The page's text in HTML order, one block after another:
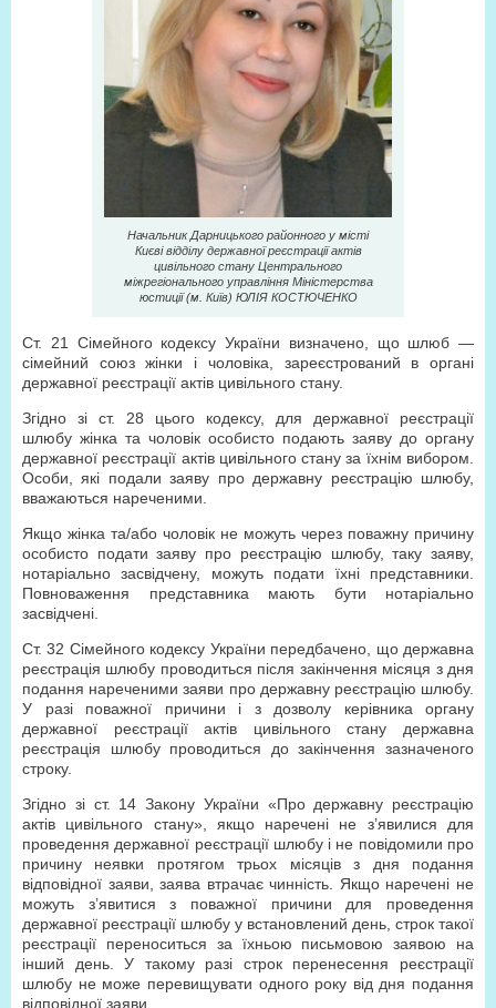
Начальник Дарницького районного у місті
Києві відділу державної реєстрації актів
цивільного стану Центрального
міжрегіонального управління Міністерства
юстиції (м. Київ) ЮЛІЯ КОСТЮЧЕНКО
Ст. 21 Сімейного кодексу України визначено, що шлюб —
сімейний союз жінки і чоловіка, зареєстрований в органі
державної реєстрації актів цивільного стану.
Згідно зі ст. 28 цього кодексу, для державної реєстрації
шлюбу жінка та чоловік особисто подають заяву до органу
державної реєстрації актів цивільного стану за їхнім вибором.
Особи, які подали заяву про державну реєстрацію шлюбу,
вважаються нареченими.
Якщо жінка та/або чоловік не можуть через поважну причину
особисто подати заяву про реєстрацію шлюбу, таку заяву,
нотаріально засвідчену, можуть подати їхні представники.
Повноваження представника мають бути нотаріально
засвідчені.
Ст. 32 Сімейного кодексу України передбачено, що державна
реєстрація шлюбу проводиться після закінчення місяця з дня
подання нареченими заяви про державну реєстрацію шлюбу.
У разі поважної причини і з дозволу керівника органу
державної реєстрації актів цивільного стану державна
реєстрація шлюбу проводиться до закінчення зазначеного
строку.
Згідно зі ст. 14 Закону України «Про державну реєстрацію
актів цивільного стану», якщо наречені не з’явилися для
проведення державної реєстрації шлюбу і не повідомили про
причину неявки протягом трьох місяців з дня подання
відповідної заяви, заява втрачає чинність. Якщо наречені не
можуть з’явитися з поважної причини для проведення
державної реєстрації шлюбу у встановлений день, строк такої
реєстрації переноситься за їхньою письмовою заявою на
інший день. У такому разі строк перенесення реєстрації
шлюбу не може перевищувати одного року від дня подання
відповідної заяви.